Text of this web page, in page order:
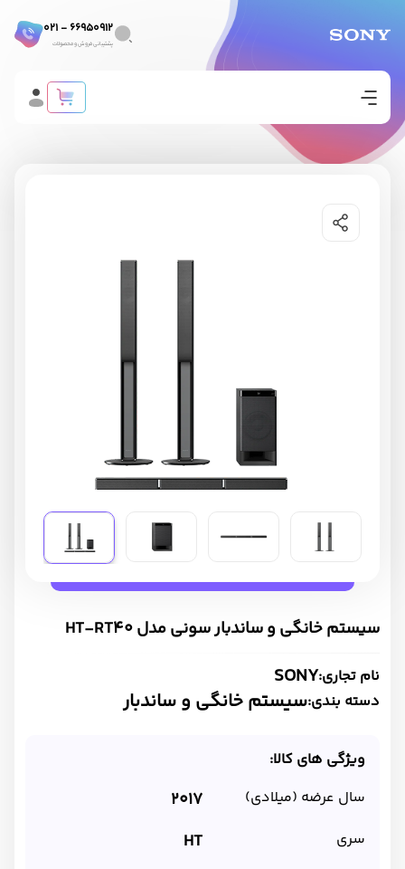
66950912 - 021
پشتیبانی فروش و محصولات
سیستم خانگی و ساندبار سونی مدل HT-RT40
نام تجاری:SONY
دسته بندی:سیستم خانگی و ساندبار
ویژگی های کالا:
سال عرضه (میلادی)
2017
سری HT